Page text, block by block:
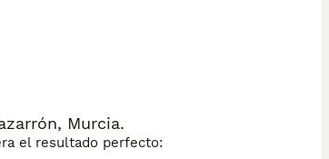
Murcia.
el resultado perfecto: